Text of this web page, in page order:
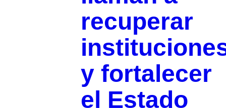
recuperar
y fortalecer
el Estado